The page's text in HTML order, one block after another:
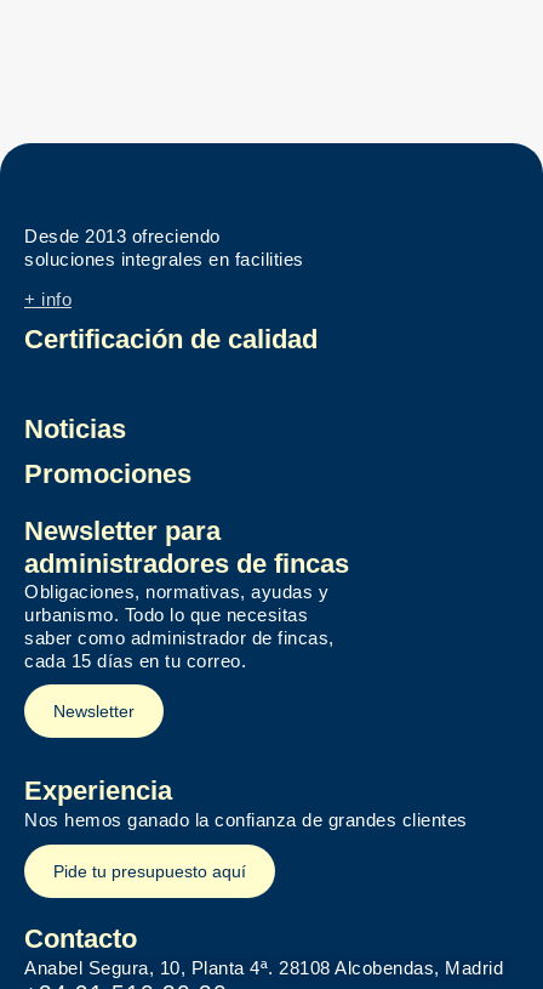
Desde 2013 ofreciendo
soluciones integrales en facilities
+ info
Certificación de calidad
Noticias
Promociones
Newsletter para
administradores de fincas
Obligaciones, normativas, ayudas y
urbanismo. Todo lo que necesitas
saber como administrador de fincas,
cada 15 días en tu correo.
Newsletter
Experiencia
Nos hemos ganado la confianza de grandes clientes
Pide tu presupuesto aquí
Contacto
Anabel Segura, 10, Planta 4ª. 28108 Alcobendas, Madrid